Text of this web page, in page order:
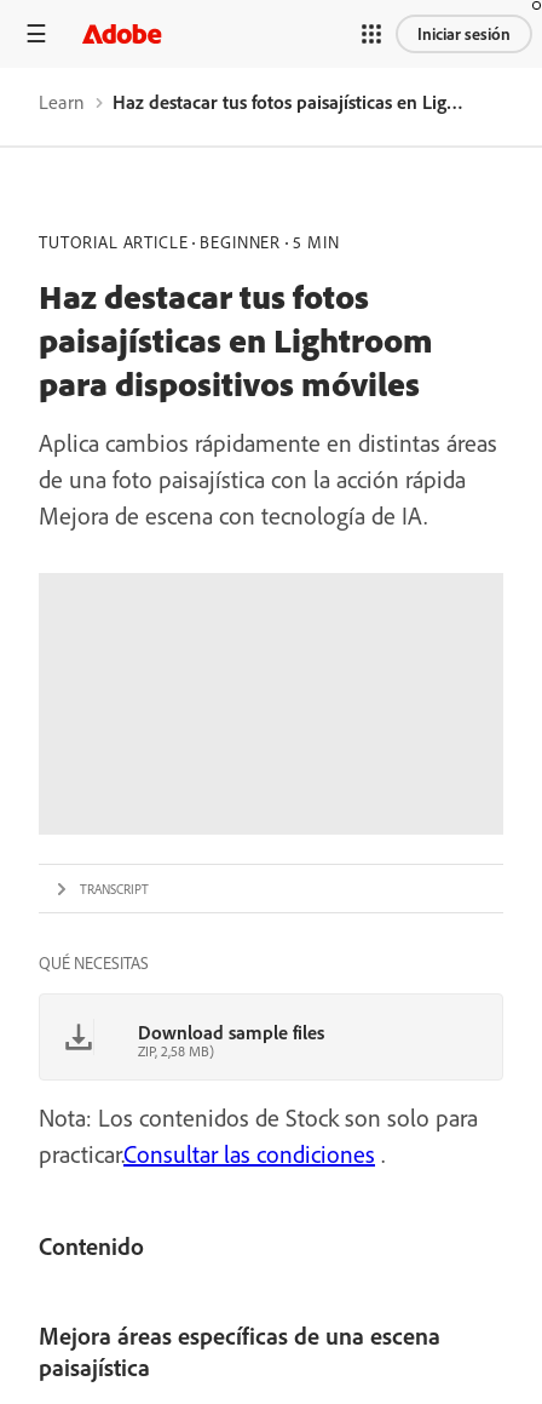
Iniciar sesión
Learn Haz destacar tus fotos paisajísticas en Lightroom para dispositivos móviles
TUTORIAL ARTICLE BEGINNER 5 MIN
Haz destacar tus fotos
paisajísticas en Lightroom
para dispositivos móviles
Aplica cambios rápidamente en distintas áreas
de una foto paisajística con la acción rápida
Mejora de escena con tecnología de IA.
TRANSCRIPT
QUÉ NECESITAS
Download sample files
ZIP, 2,58 MB)
Nota: Los contenidos de Stock son solo para
practicar.Consultar las condiciones .
Contenido
Mejora áreas específicas de una escena
paisajística